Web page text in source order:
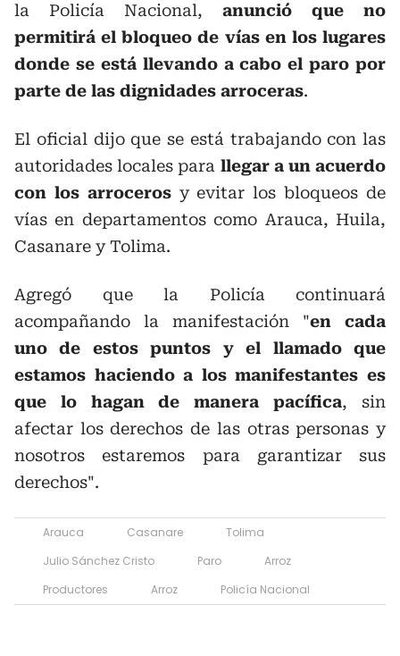
la Policía Nacional, anunció que no
permitirá el bloqueo de vías en los lugares
donde se está llevando a cabo el paro por
parte de las dignidades arroceras.
El oficial dijo que se está trabajando con las
autoridades locales para llegar a un acuerdo
con los arrocerosy evitar los bloqueos de
vías en departamentos como Arauca, Huila,
Casanare y Tolima.
Agregó que la Policía continuará
acompañando la manifestación "en cada
uno de estos puntos y el llamado que
estamos haciendo a los manifestantes es
que lo hagan de manera pacífica, sin
afectar los derechos de las otras personas y
nosotros estaremos para garantizar sus
derechos".
Arauca Casanare
Tolima
Julio Sánchez Cristo
Paro
Arroz
Productores
Arroz Policía Nacional